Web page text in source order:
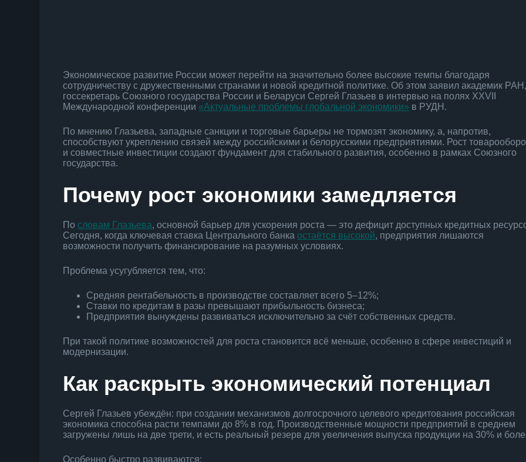
Экономическое развитие России может перейти на значительно более высокие темпы благодаря
сотрудничеству с дружественными странами и новой кредитной политике. Об этом заявил академик
госсекретарь Союзного государства России и Беларуси Сергей Глазьев в интервью на полях XXVII
Международной конференции «Актуальные проблемы глобальной экономики» в РУДН.
По мнению Глазьева, западные санкции и торговые барьеры не тормозят экономику, а, напротив,
способствуют укреплению связей между российскими и белорусскими предприятиями. Рост
и совместные инвестиции создают фундамент для стабильного развития, особенно в рамках Союзного
государства.
Почему рост экономики замедляется
По словам Глазьева, основной барьер для ускорения роста — это дефицит доступных кредитных
Сегодня, когда ключевая ставка Центрального банка остаётся высокой, предприятия лишаются
возможности получить финансирование на разумных условиях.
Проблема усугубляется тем, что:
Средняя рентабельность в производстве составляет всего 5–12%;
Ставки по кредитам в разы превышают прибыльность бизнеса;
Предприятия вынуждены развиваться исключительно за счёт собственных средств.
При такой политике возможностей для роста становится всё меньше, особенно в сфере инвестиций и
модернизации.
Как раскрыть экономический потенциал
Сергей Глазьев убеждён: при создании механизмов долгосрочного целевого кредитования российская
экономика способна расти темпами до 8% в год. Производственные мощности предприятий в среднем
загружены лишь на две трети, и есть реальный резерв для увеличения выпуска продукции на 30% и
Особенно быстро развиваются: